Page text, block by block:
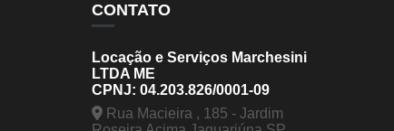
CONTATO
Locação e Serviços Marchesini
LTDA ME
CPNJ: 04.203.826/0001-09
Rua Macieira , 185 - Jardim